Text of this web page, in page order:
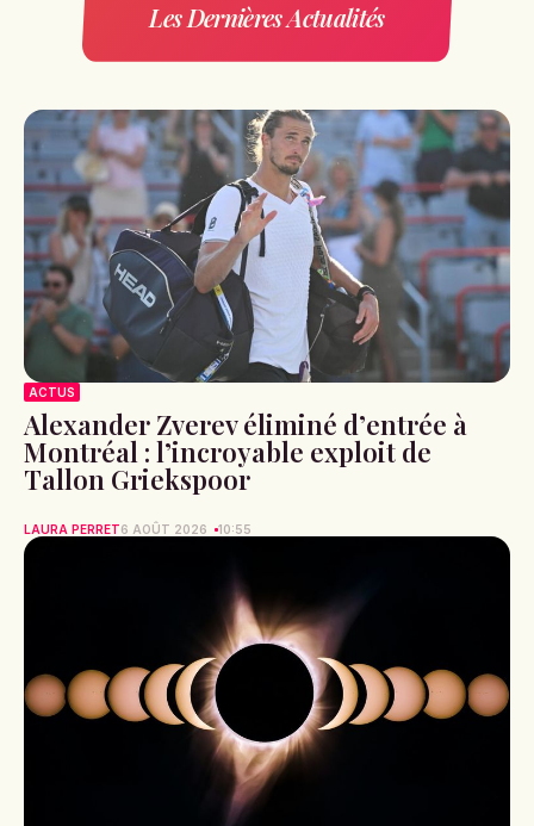
Les Dernières Actualités
ACTUS
Alexander Zverev éliminé d’entrée à
Montréal : l’incroyable exploit de
Tallon Griekspoor
LAURA PERRET6 AOÛT 2026 10:55